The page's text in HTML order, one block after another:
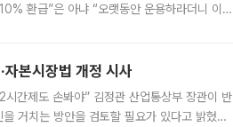
환급”은 아냐 “오랫동안 운용하라더니 이제
본시장법 개정 시사
간제도 손봐야” 김정관 산업통상부 장관이 반
거치는 방안을 검토할 필요가 있다고 밝혔다.